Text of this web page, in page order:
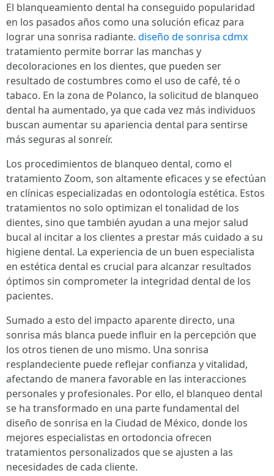
El blanqueamiento dental ha conseguido popularidad
en los pasados años como una solución eficaz para
lograr una sonrisa radiante. diseño de sonrisa cdmx
tratamiento permite borrar las manchas y
decoloraciones en los dientes, que pueden ser
resultado de costumbres como el uso de café, té o
tabaco. En la zona de Polanco, la solicitud de blanqueo
dental ha aumentado, ya que cada vez más individuos
buscan aumentar su apariencia dental para sentirse
más seguras al sonreír.
Los procedimientos de blanqueo dental, como el
tratamiento Zoom, son altamente eficaces y se efectúan
en clínicas especializadas en odontología estética. Estos
tratamientos no solo optimizan el tonalidad de los
dientes, sino que también ayudan a una mejor salud
bucal al incitar a los clientes a prestar más cuidado a su
higiene dental. La experiencia de un buen especialista
en estética dental es crucial para alcanzar resultados
óptimos sin comprometer la integridad dental de los
pacientes.
Sumado a esto del impacto aparente directo, una
sonrisa más blanca puede influir en la percepción que
los otros tienen de uno mismo. Una sonrisa
resplandeciente puede reflejar confianza y vitalidad,
afectando de manera favorable en las interacciones
personales y profesionales. Por ello, el blanqueo dental
se ha transformado en una parte fundamental del
diseño de sonrisa en la Ciudad de México, donde los
mejores especialistas en ortodoncia ofrecen
tratamientos personalizados que se ajusten a las
necesidades de cada cliente.